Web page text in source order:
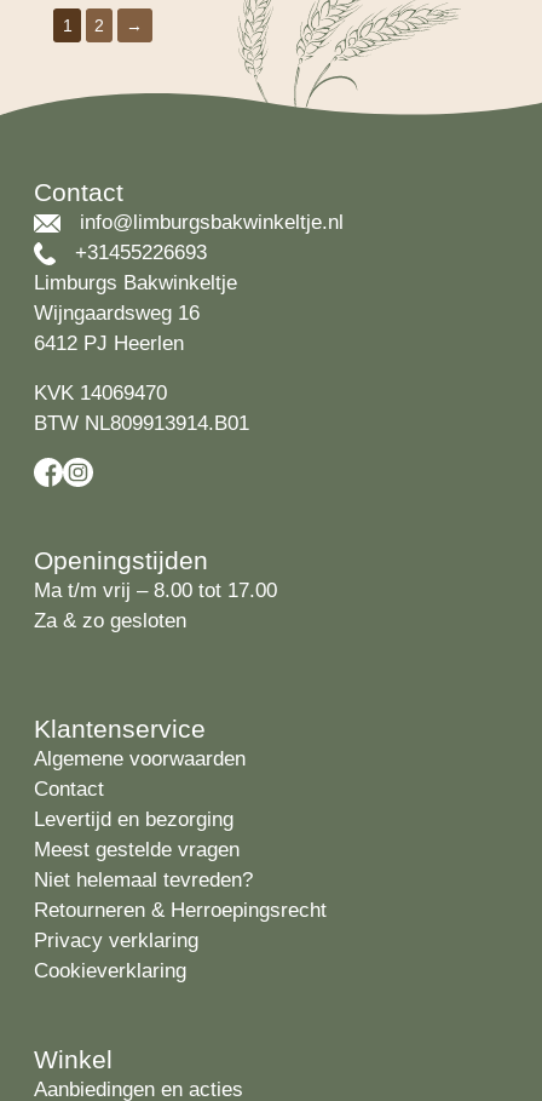
1 2 →
Contact
info@limburgsbakwinkeltje.nl
+31455226693
Limburgs Bakwinkeltje
Wijngaardsweg 16
6412 PJ Heerlen
KVK 14069470
BTW NL809913914.B01
Openingstijden
Ma t/m vrij – 8.00 tot 17.00
Za & zo gesloten
Klantenservice
Algemene voorwaarden
Contact
Levertijd en bezorging
Meest gestelde vragen
Niet helemaal tevreden?
Retourneren & Herroepingsrecht
Privacy verklaring
Cookieverklaring
Winkel
Aanbiedingen en acties